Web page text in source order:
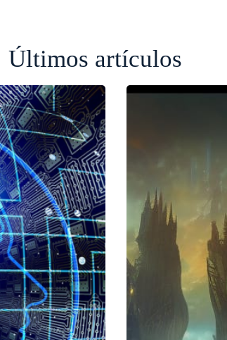
Últimos artículos